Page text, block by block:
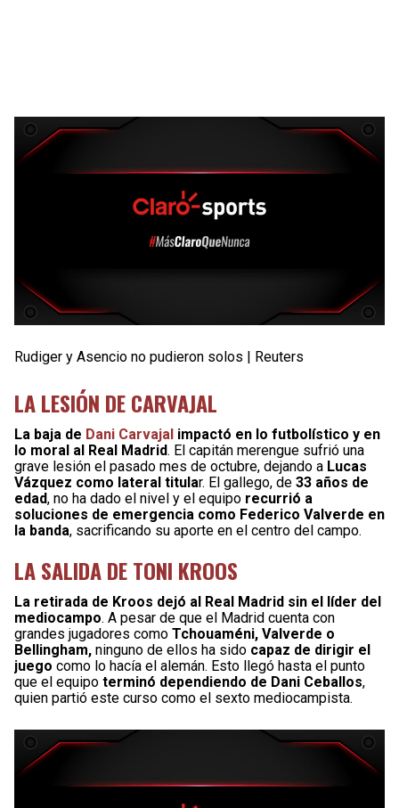
Rudiger y Asencio no pudieron solos | Reuters
LA LESIÓN DE CARVAJAL
La baja de Dani Carvajal impactó en lo futbolístico y en
lo moral al Real Madrid. El capitán merengue sufrió una
grave lesión el pasado mes de octubre, dejando a Lucas
Vázquez como lateral titular. El gallego, de 33 años de
edad, no ha dado el nivel y el equipo recurrió a
soluciones de emergencia como Federico Valverde en
la banda, sacrificando su aporte en el centro del campo.
LA SALIDA DE TONI KROOS
La retirada de Kroos dejó al Real Madrid sin el líder del
mediocampo. A pesar de que el Madrid cuenta con
grandes jugadores como Tchouaméni, Valverde o
Bellingham, ninguno de ellos ha sido capaz de dirigir el
juego como lo hacía el alemán. Esto llegó hasta el punto
que el equipo terminó dependiendo de Dani Ceballos,
quien partió este curso como el sexto mediocampista.